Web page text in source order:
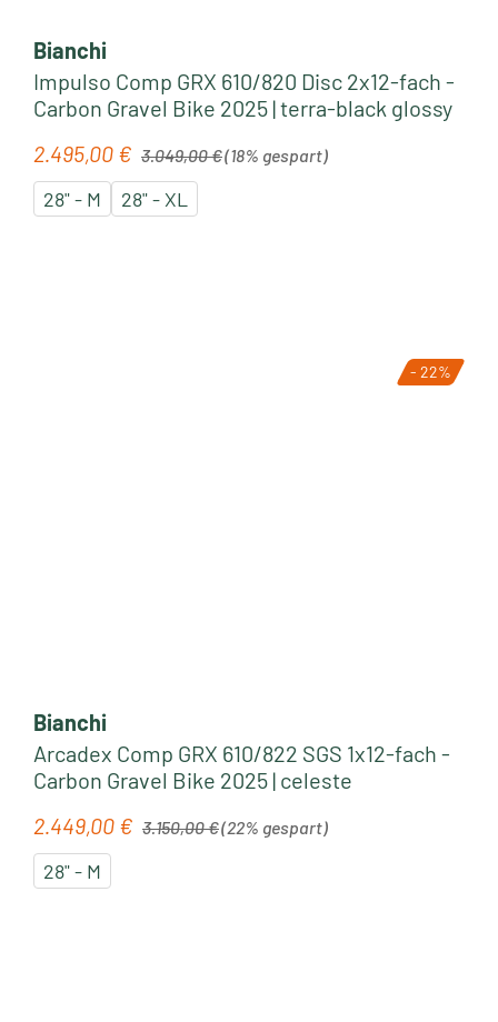
Bianchi
Impulso Comp GRX 610/820 Disc 2x12-fach -
Carbon Gravel Bike 2025 | terra-black glossy
Verkaufspreis:
2.495,00 € 3.049,00 €(18% gespart)
28" - M 28" - XL
- 22%
Bianchi
Arcadex Comp GRX 610/822 SGS 1x12-fach -
Carbon Gravel Bike 2025 | celeste
Verkaufspreis:
2.449,00 € Regulärer Preis:
3.150,00 €(22% gespart)
28" - M